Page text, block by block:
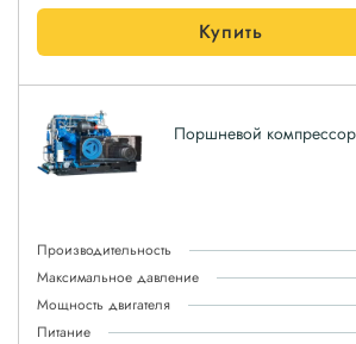
Купить
Поршневой
Производительность
Максимальное давление
Мощность двигателя
Питание